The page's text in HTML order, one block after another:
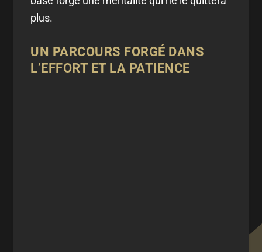
plus.
UN PARCOURS FORGÉ DANS
L’EFFORT ET LA PATIENCE